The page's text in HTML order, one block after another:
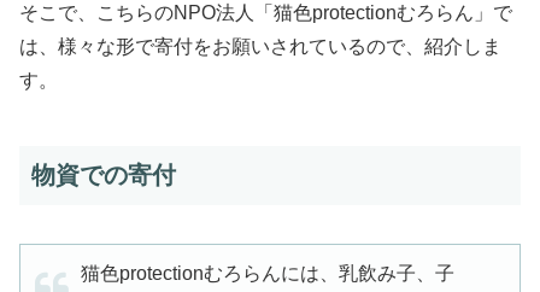
そこで、こちらのNPO法人「猫色protectionむろらん」で
は、様々な形で寄付をお願いされているので、紹介しま
す。
物資での寄付
猫色protectionむろらんには、乳飲み子、子